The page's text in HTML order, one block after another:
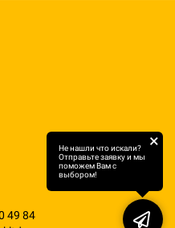
49 84
Не нашли что искали?
Отправьте заявку и мы
поможем Вам с
выбором!
×